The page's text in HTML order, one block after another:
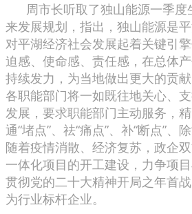
周市长听取了独山能源一季度
来发展规划，指出，独山能源是
对平湖经济社会发展起着关键引
迫感、使命感、责任感，在总体
持续发力，为当地做出更大的贡
各职能部门将一如既往地关心、
发展，要求职能部门主动服务，
通“堵点”、祛“痛点”、补“断点”、
随着疫情消散、经济复苏，政企
一体化项目的开工建设，力争项
贯彻党的二十大精神开局之年首
为行业标杆企业。